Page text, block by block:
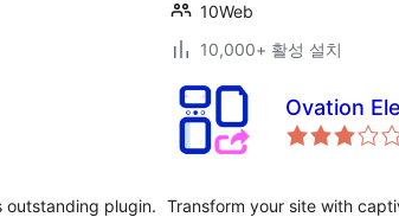
10Web
10,000+ 활성 설치
outstanding plugin.
Ovation
Transform your site with